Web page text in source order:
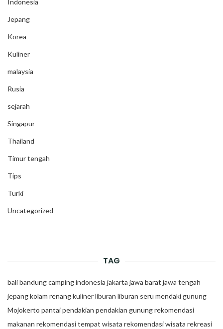
Indonesia
Jepang
Korea
Kuliner
malaysia
Rusia
sejarah
Singapur
Thailand
Timur tengah
Tips
Turki
Uncategorized
TAG
balibandungcampingindonesia jakarta jawa barat jawa tengah
jepangkolam renangkulinerliburan liburan seru mendaki gunung
Mojokerto pantaipendakian pendakian gunungrekomendasi
makanan rekomendasi tempat wisata rekomendasi wisata rekreasi